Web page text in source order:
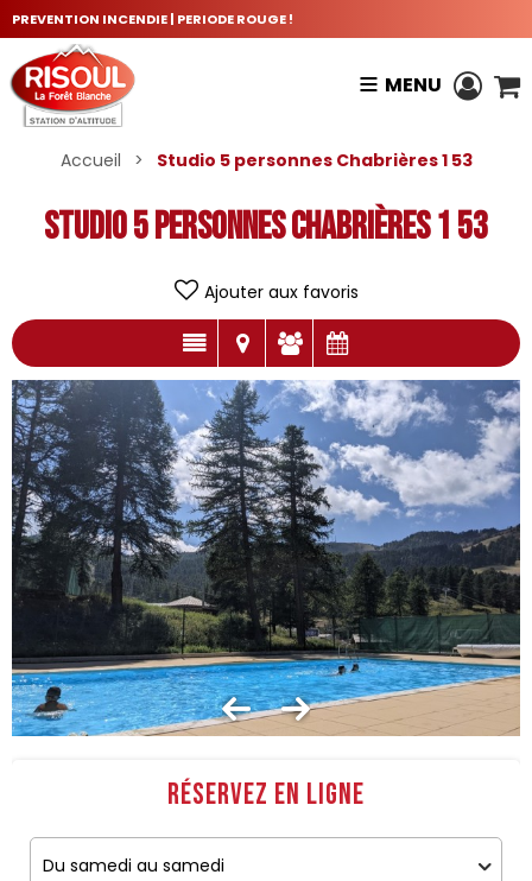
PREVENTION INCENDIE | PERIODE ROUGE !
MENU
Accueil > Studio 5 personnes Chabrières 1 53
Studio 5 personnes Chabrières 1 53
Ajouter aux favoris
Réservez en ligne